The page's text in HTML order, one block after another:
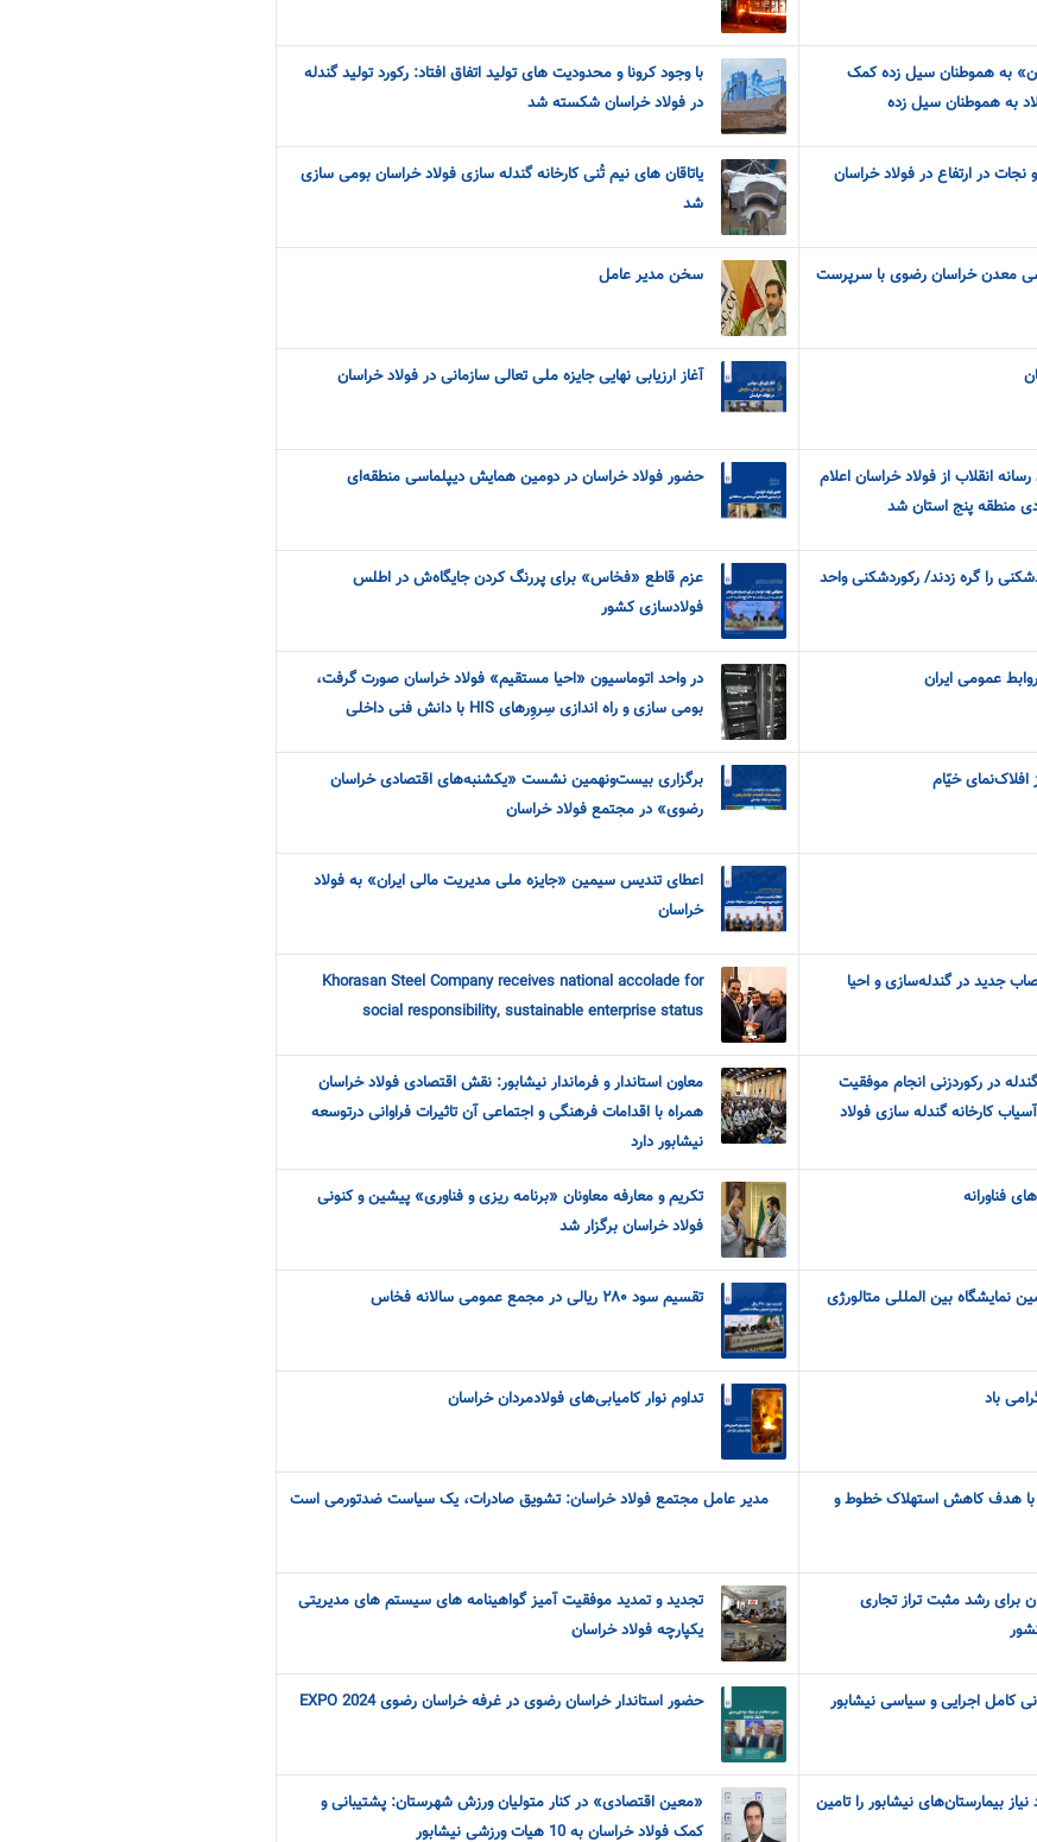
به هموطنان سیل زده کمک
با وجود کرونا و محدودیت های تولید اتفاق افتاد: رکورد تولید گندله
در فولاد خراسان شکسته شد
نجات در ارتفاع در فولاد خراسان
یاتاقان های نیم تُنی کارخانه گندله سازی فولاد خراسان بومی سازی
شد
معدن خراسان رضوی با سرپرست
سخن مدیر عامل
آغاز ارزیابی نهایی جایزه ملی تعالی سازمانی در فولاد خراسان
انقلاب از فولاد خراسان اعلام
منطقه پنج استان شد
حضور فولاد خراسان در دومین همایش دیپلماسی منطقه‌ای
را گره زدند/ رکوردشکنی واحد
عزم قاطع «فخاس» برای پررنگ کردن جایگاه‌ش در اطلس
فولادسازی کشور
عمومی ایران
در واحد اتوماسیون «احیا مستقیم» فولاد خراسان صورت گرفت،
بومی سازی و راه اندازی سِروِرهای HIS با دانش فنی داخلی
افلاک‌نمای خیّام
برگزاری بیست‌ونهمین نشست «یکشنبه‌های اقتصادی خراسان
رضوی» در مجتمع فولاد خراسان
اعطای تندیس سیمین «جایزه ملی مدیریت مالی ایران» به فولاد
خراسان
جدید در گندله‌سازی و احیا
Khorasan Steel Company receives national accolade for
social responsibility, sustainable enterprise status
در رکوردزنی انجام موفقیت
کارخانه گندله سازی فولاد
معاون استاندار و فرماندار نیشابور: نقش اقتصادی فولاد خراسان
همراه با اقدامات فرهنگی و اجتماعی آن تاثیرات فراوانی درتوسعه
نیشابور دارد
فناورانه
تکریم و معارفه معاونان «برنامه ریزی و فناوری» پیشین و کنونی
فولاد خراسان برگزار شد
نمایشگاه بین المللی متالورژی
تقسیم سود ۲۸۰ ریالی در مجمع عمومی سالانه فخاس
باد تداوم نوار کامیابی‌های فولادمردان خراسان
با هدف کاهش استهلاک خطوط و
مدیر عامل مجتمع فولاد خراسان: تشویق صادرات، یک سیاست ضدتورمی است
برای رشد مثبت تراز تجاری
تجدید و تمدید موفقیت آمیز گواهینامه های سیستم های مدیریتی
یکپارچه فولاد خراسان
کامل اجرایی و سیاسی نیشابور
حضور استاندار خراسان رضوی در غرفه خراسان رضوی EXPO 2024
بیمارستان‌های نیشابور را تامین
«معین اقتصادی» در کنار متولیان ورزش شهرستان: پشتیبانی و
کمک فولاد خراسان به 10 هیات ورزشی نیشابور